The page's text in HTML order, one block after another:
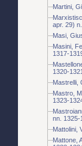
Martini,
apr. 29)
Masi,
Masini,
1317-
1320-1321
Mastrelli,
Mastro,
1323-
nn. 1325-
Mattolini,
Mattone,